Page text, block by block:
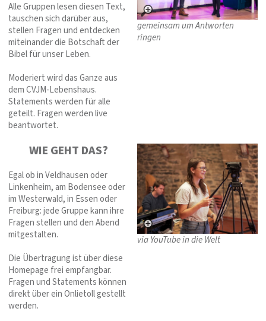
Alle Gruppen lesen diesen Text,
tauschen sich darüber aus,
stellen Fragen und entdecken
miteinander die Botschaft der
Bibel für unser Leben.
Moderiert wird das Ganze aus
dem CVJM-Lebenshaus.
Statements werden für alle
geteilt. Fragen werden live
beantwortet.
gemeinsam um Antworten
ringen
WIE GEHT DAS?
Egal ob in Veldhausen oder
Linkenheim, am Bodensee oder
im Westerwald, in Essen oder
Freiburg: jede Gruppe kann ihre
Fragen stellen und den Abend
mitgestalten.
Die Übertragung ist über diese
Homepage frei empfangbar.
Fragen und Statements können
direkt über ein Onlietoll gestellt
werden.
via YouTube in die Welt